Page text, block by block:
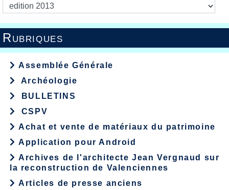
Rubriques
Assemblée Générale
Archéologie
BULLETINS
CSPV
Achat et vente de matériaux du patrimoine
Application pour Android
Archives de l'architecte Jean Vergnaud sur
la reconstruction de Valenciennes
Articles de presse anciens